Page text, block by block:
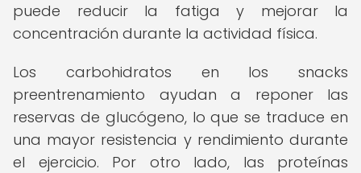
puede reducir la fatiga y mejorar la
concentración durante la actividad física.
Los carbohidratos en los snacks
preentrenamiento ayudan a reponer las
reservas de glucógeno, lo que se traduce en
una mayor resistencia y rendimiento durante
el ejercicio. Por otro lado, las proteínas